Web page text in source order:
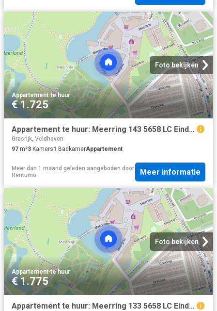
Foto bekijken
Appartement·te huur
€ 1.725
Appartement te huur: Meerring 143 5658 LC Eindhoven
Grasrijk, Veldhoven
97 m²3 Kamers1 BadkamerAppartement
Meer dan 1 maand geleden aangeboden door
Rentumo
Meer informatie
Foto bekijken
Appartement·te huur
€ 1.775
Appartement te huur: Meerring 133 5658 LC Eindhoven